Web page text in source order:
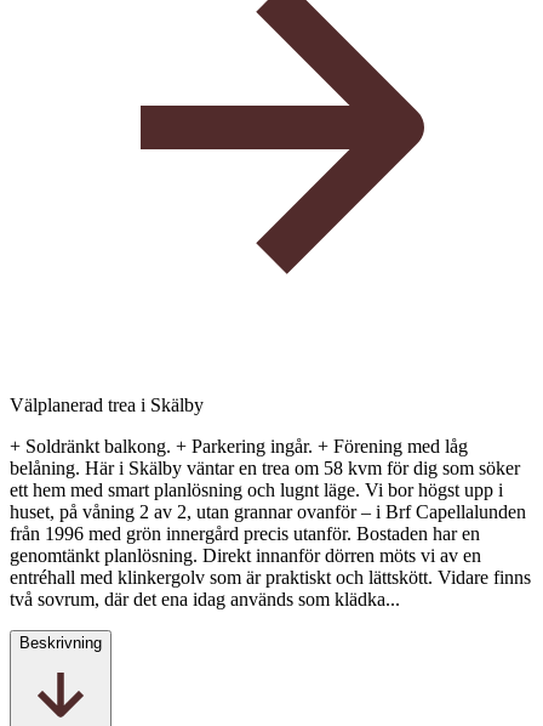
Välplanerad trea i Skälby
+ Soldränkt balkong. + Parkering ingår. + Förening med låg
belåning. Här i Skälby väntar en trea om 58 kvm för dig som söker
ett hem med smart planlösning och lugnt läge. Vi bor högst upp i
huset, på våning 2 av 2, utan grannar ovanför – i Brf Capellalunden
från 1996 med grön innergård precis utanför. Bostaden har en
genomtänkt planlösning. Direkt innanför dörren möts vi av en
entréhall med klinkergolv som är praktiskt och lättskött. Vidare finns
två sovrum, där det ena idag används som klädka...
Beskrivning